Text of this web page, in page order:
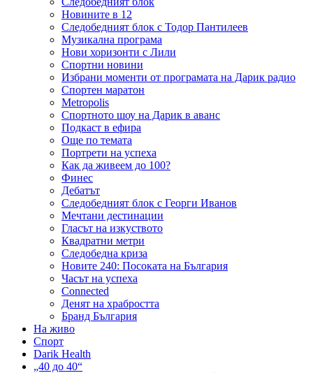
Новините в 12
Следобедният блок с Тодор Пантилеев
Музикална програма
Нови хоризонти с Лили
Спортни новини
Избрани моменти от програмата на Дарик радио
Спортен маратон
Metropolis
Спортното шоу на Дарик в аванс
Подкаст в ефира
Още по темата
Портрети на успеха
Как да живеем до 100?
Финес
Дебатът
Следобедният блок с Георги Иванов
Мечтани дестинации
Гласът на изкуството
Квадратни метри
Следобедна криза
Новите 240: Посоката на България
Часът на успеха
Connected
Денят на храбростта
Бранд България
На живо
Спорт
Darik Health
„40 до 40“